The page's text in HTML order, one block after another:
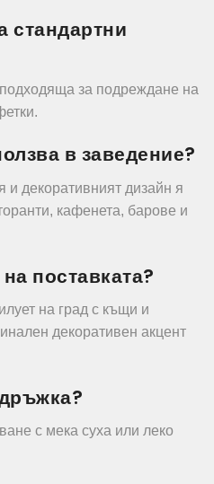
стандартни
за подреждане на
в заведение?
и декоративният дизайн я
кафенета, барове и
поставката?
на град с къщи и
декоративен акцент
с мека суха или леко